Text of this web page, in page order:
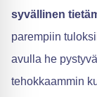
syvällinen
parempiin
avulla he
tehokkaammin